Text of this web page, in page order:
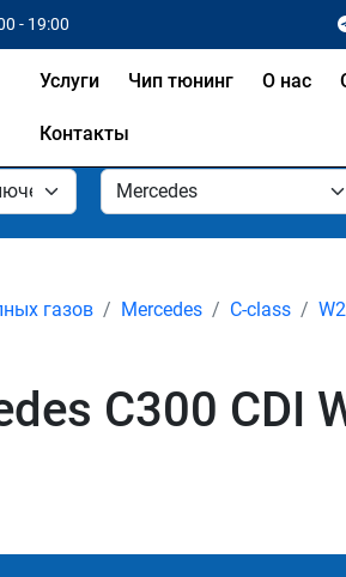
- 19:00
Услуги Чип тюнинг О нас
Контакты
газов Mercedes C-class
C300 CDI